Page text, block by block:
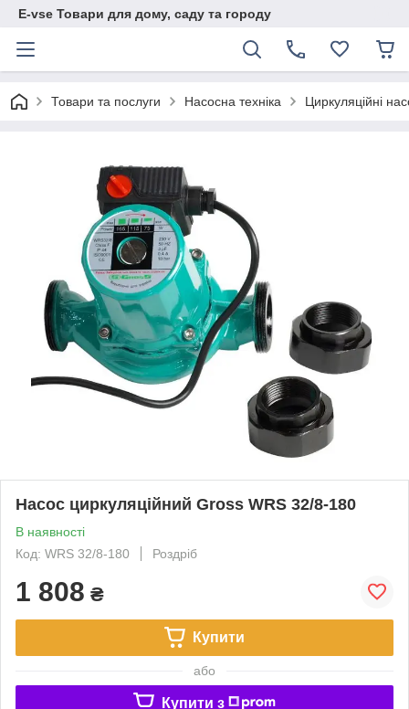
E-vse Товари для дому, саду та городу
Товари та послуги Насосна техніка Циркуляційні
Насос циркуляційний Gross WRS 32/8-180
В наявності
Код: WRS 32/8-180
Роздріб
1 808 ₴
Купити
або
Купити з